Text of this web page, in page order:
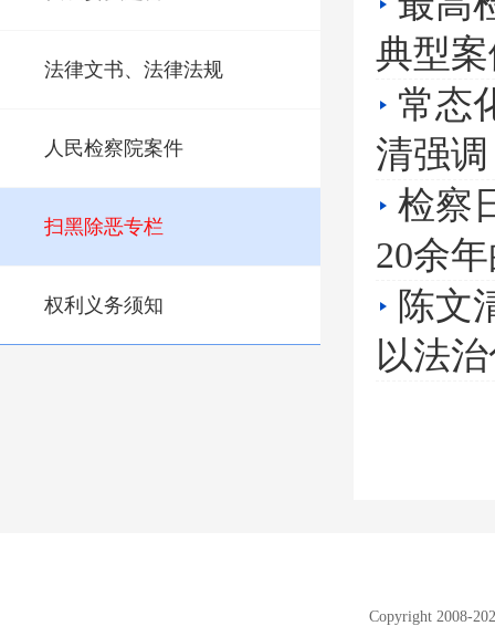
法律文书、法律法规
人民检察院案件
扫黑除恶专栏
权利义务须知
典型
常态
清强
检察
20余
陈文
以法
Copyright 2008-